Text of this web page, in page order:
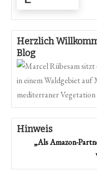
Herzlich
Blog
Hinweis
„Als Amazon-